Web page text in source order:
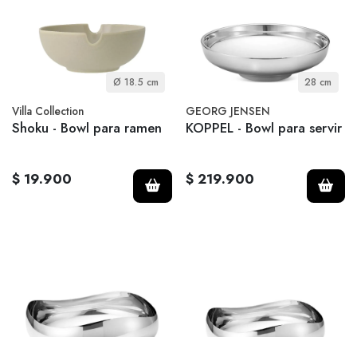
Ø 18.5 cm
Villa Collection
Shoku - Bowl para ramen
$ 19.900
28 cm
GEORG JENSEN
KOPPEL - Bowl para servir
$ 219.900